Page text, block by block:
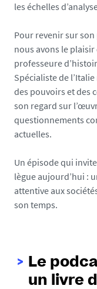
les échelles
Pour revenir sur
nous avons le plaisir
professeure
Spécialiste de
des pouvoirs et des
son regard sur
questionnements
actuelles.
Un épisode qui
lègue aujourd’hui :
attentive aux
son temps.
Le
un livre